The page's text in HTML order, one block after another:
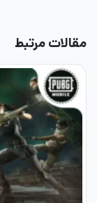
مقالات مرتبط